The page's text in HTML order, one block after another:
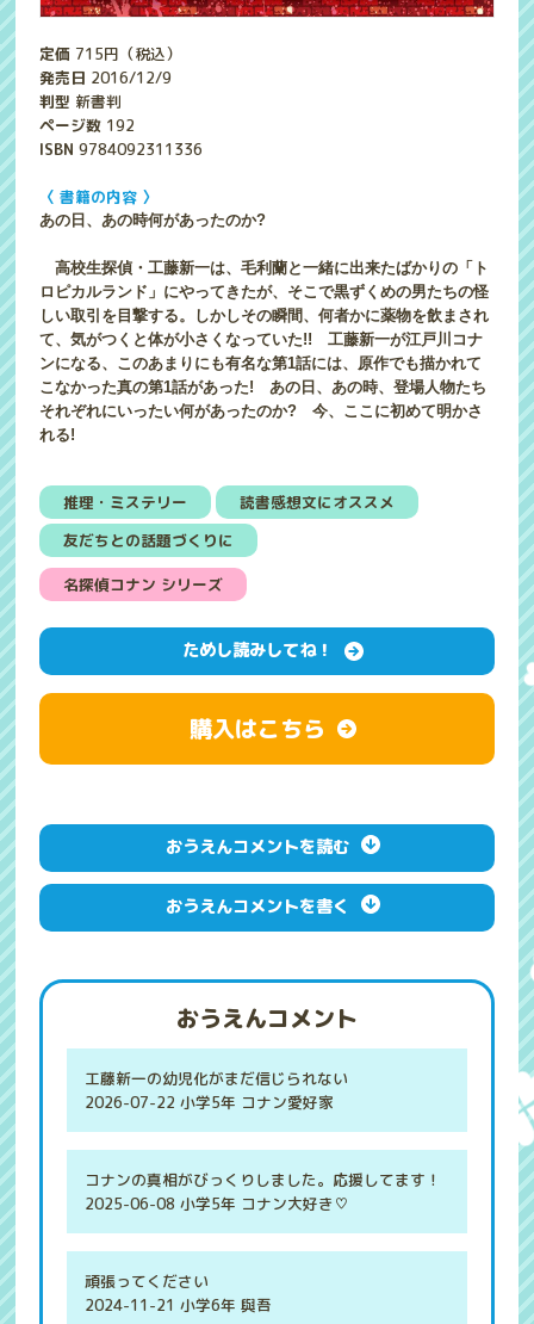
定価 715円（税込）
発売日 2016/12/9
判型 新書判
ページ数 192
ISBN9784092311336
〈 書籍の内容 〉
あの日、あの時何があったのか?
高校生探偵・工藤新一は、毛利蘭と一緒に出来たばかりの「ト
ロピカルランド」にやってきたが、そこで黒ずくめの男たちの怪
しい取引を目撃する。しかしその瞬間、何者かに薬物を飲まされ
て、気がつくと体が小さくなっていた!! 工藤新一が江戸川コナ
ンになる、このあまりにも有名な第1話には、原作でも描かれて
こなかった真の第1話があった! あの日、あの時、登場人物たち
それぞれにいったい何があったのか? 今、ここに初めて明かさ
れる!
推理・ミステリー
読書感想文にオススメ
友だちとの話題づくりに
名探偵コナン シリーズ
ためし読みしてね！
購入はこちら
おうえんコメントを読む
おうえんコメントを書く
おうえんコメント
工藤新一の幼児化がまだ信じられない
2026-07-22 小学5年 コナン愛好家
コナンの真相がびっくりしました。応援してます！
2025-06-08 小学5年 コナン大好き♡
頑張ってください
2024-11-21 小学6年 與吾